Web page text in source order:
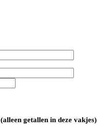
(alleen getallen in deze vakjes)